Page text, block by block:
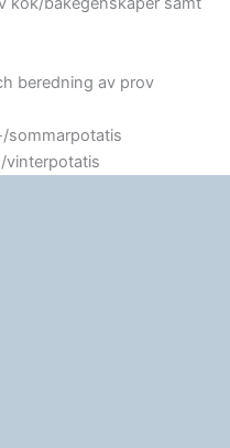
beredning av prov
sommarpotatis
vinterpotatis